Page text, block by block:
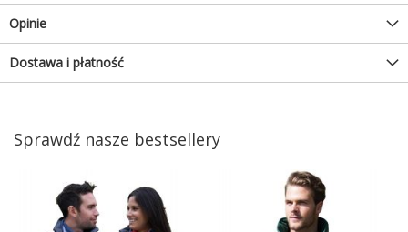
Opinie
Dostawa i płatność
Sprawdź nasze bestsellery